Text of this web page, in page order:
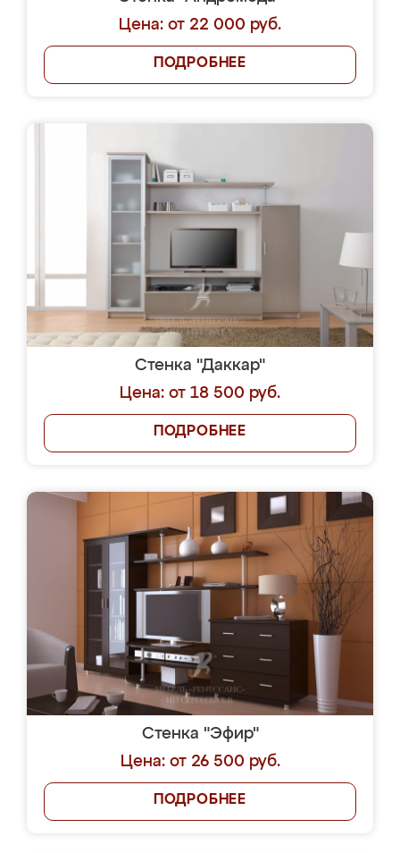
Цена: от 22 000 руб.
ПОДРОБНЕЕ
Стенка "Даккар"
Цена: от 18 500 руб.
ПОДРОБНЕЕ
Стенка "Эфир"
Цена: от 26 500 руб.
ПОДРОБНЕЕ